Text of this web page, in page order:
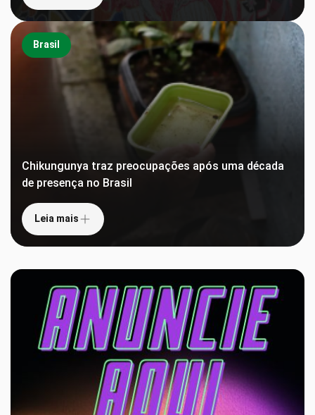
Brasil
Chikungunya traz preocupações após uma década
de presença no Brasil
Leia mais